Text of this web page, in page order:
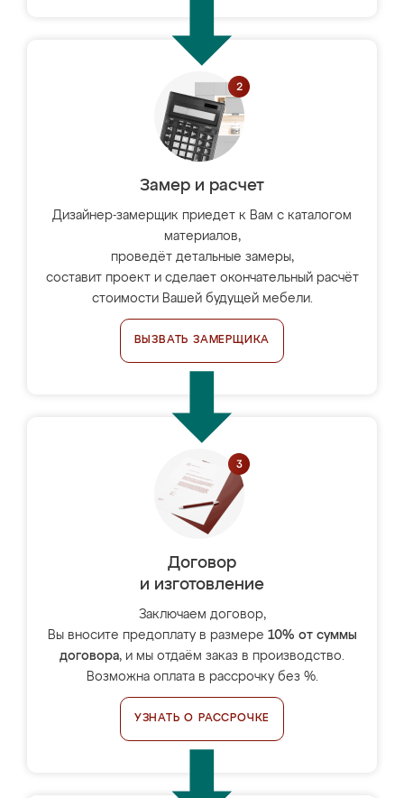
Замер и расчет
Дизайнер-замерщик приедет к Вам с каталогом
материалов,
проведёт детальные замеры,
составит проект и сделает окончательный расчёт
стоимости Вашей будущей мебели.
ВЫЗВАТЬ ЗАМЕРЩИКА
Договор
и изготовление
Заключаем договор,
Вы вносите предоплату в размере 10% от суммы
договора, и мы отдаём заказ в производство.
Возможна оплата в рассрочку без %.
УЗНАТЬ О РАССРОЧКЕ